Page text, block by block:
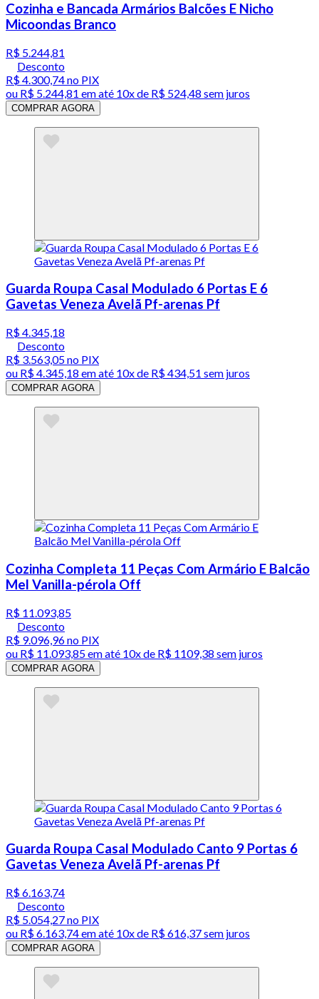
Cozinha e Bancada Armários Balcões E Nicho
Micoondas Branco
R$ 5.244,81
Desconto
R$ 4.300,74no PIX
ou R$ 5.244,81 em até 10x de R$ 524,48 sem juros
COMPRAR AGORA
Guarda Roupa Casal Modulado 6 Portas E 6
Gavetas Veneza Avelã Pf-arenas Pf
R$ 4.345,18
Desconto
R$ 3.563,05no PIX
ou R$ 4.345,18 em até 10x de R$ 434,51 sem juros
COMPRAR AGORA
Cozinha Completa 11 Peças Com Armário E Balcão
Mel Vanilla-pérola Off
R$ 11.093,85
Desconto
R$ 9.096,96no PIX
ou R$ 11.093,85em até 10x de R$ 1109,38 sem juros
COMPRAR AGORA
Guarda Roupa Casal Modulado Canto 9 Portas 6
Gavetas Veneza Avelã Pf-arenas Pf
R$ 6.163,74
Desconto
R$ 5.054,27no PIX
ou R$ 6.163,74em até 10x de R$ 616,37 sem juros
COMPRAR AGORA